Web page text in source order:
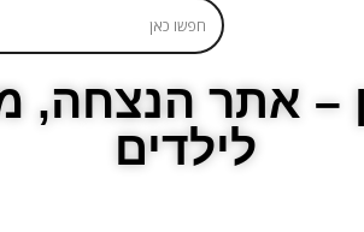
– אתר הנצחה,
לילדים